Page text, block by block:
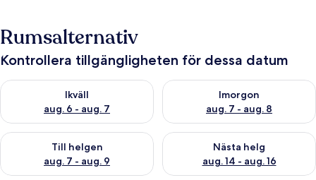
Rumsalternativ
Kontrollera tillgängligheten för dessa datum
Ikväll
aug. 6 - aug. 7
Kontrollera tillgängligheten för ikväll aug. 6 - aug. 7
Imorgon
aug. 7 - aug. 8
Kontrollera tillgängligheten
Till helgen
aug. 7 - aug. 9
Kontrollera tillgängligheten för den här helgen aug. 7 - aug. 9
Nästa helg
aug. 14 - aug. 16
Kontrollera tillgängligheten